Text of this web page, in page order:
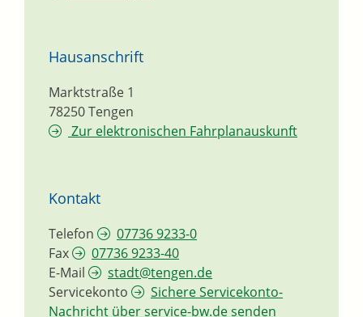
Hausanschrift
Marktstraße 1
78250Tengen
Zur elektronischen Fahrplanauskunft
Kontakt
Telefon
07736 9233-0
Fax
07736 9233-40
E-Mail
stadt@tengen.de
Servicekonto
Sichere Servicekonto-
Nachricht über service-bw.de senden